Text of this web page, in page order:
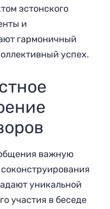
эстонского
и
гармоничный
успех.
важную
уникальной
участия в беседе